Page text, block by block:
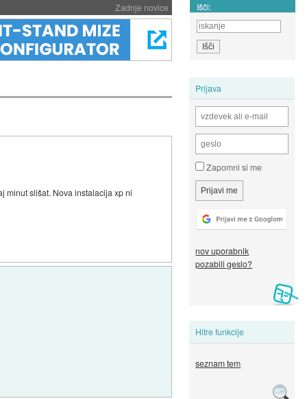
Zadnje novice Išči:
Prijava
Zapomni si me
nov uporabnik
pozabili geslo?
Hitre funkcije
seznam tem
minut slišat. Nova instalacija xp ni